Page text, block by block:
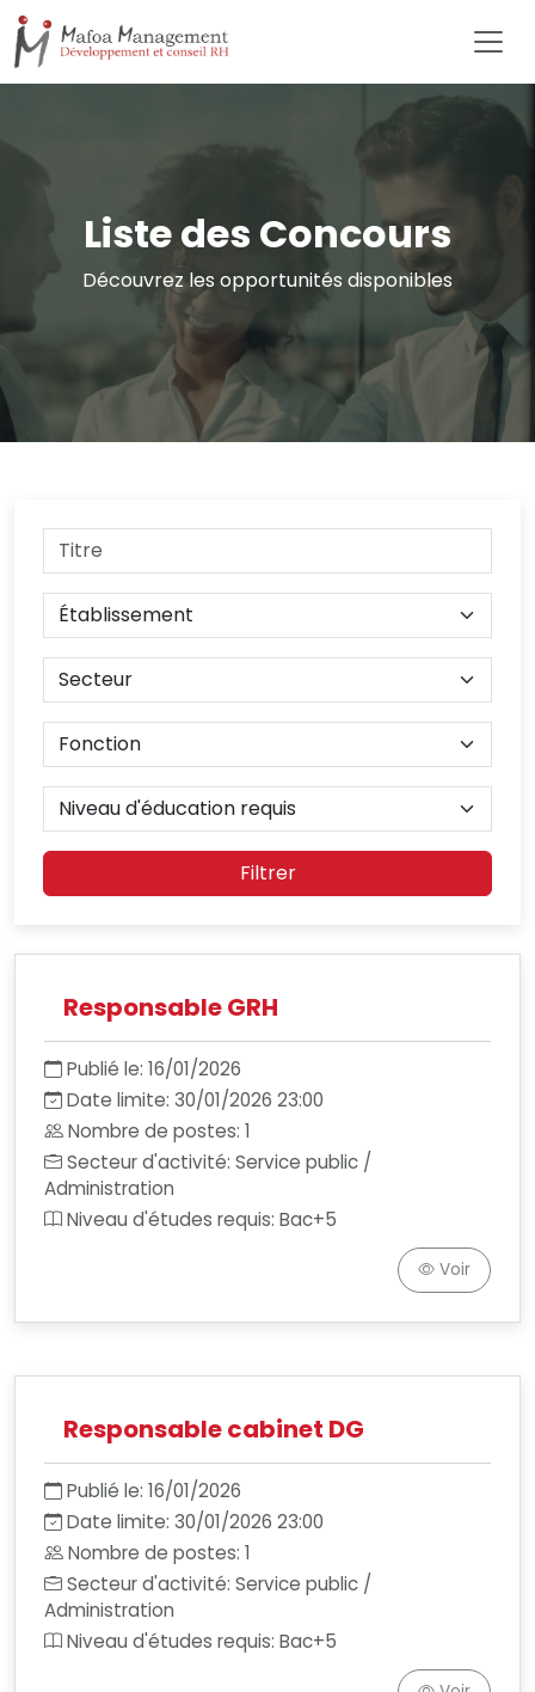
Liste des Concours
Découvrez les opportunités disponibles
Filtrer
Responsable GRH
Publié le: 16/01/2026
Date limite: 30/01/2026 23:00
Nombre de postes: 1
Secteur d'activité: Service public /
Administration
Niveau d'études requis: Bac+5
Voir
Responsable cabinet DG
Publié le: 16/01/2026
Date limite: 30/01/2026 23:00
Nombre de postes: 1
Secteur d'activité: Service public /
Administration
Niveau d'études requis: Bac+5